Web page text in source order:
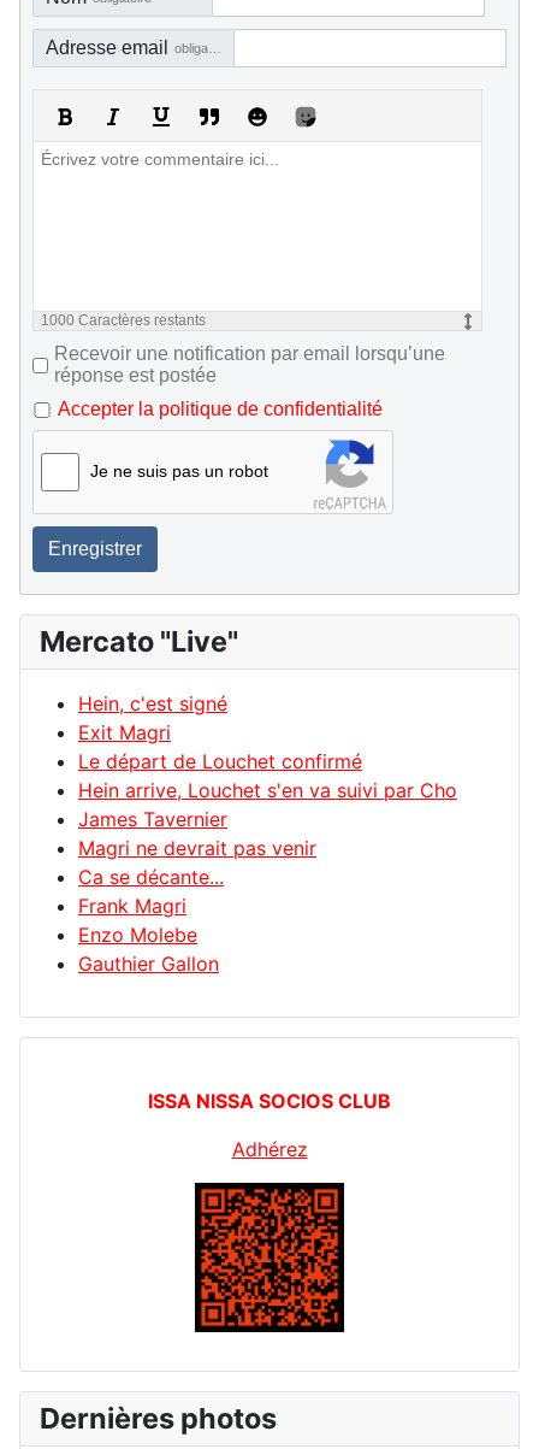
Adresse email
1000 Caractères restants
Recevoir une notification par email lorsqu’une
réponse est postée
Accepter la politique de confidentialité
Je ne suis pas un robot
Enregistrer
Mercato "Live"
Hein, c'est signé
Exit Magri
Le départ de Louchet confirmé
Hein arrive, Louchet s'en va suivi par Cho
James Tavernier
Magri ne devrait pas venir
Ca se décante...
Frank Magri
Enzo Molebe
Gauthier Gallon
ISSA NISSA SOCIOS CLUB
Adhérez
Dernières photos